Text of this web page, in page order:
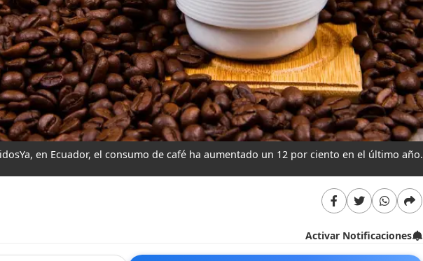
en Ecuador, el consumo de café ha aumentado un 12 por ciento en el último año.
Activar Notificaciones